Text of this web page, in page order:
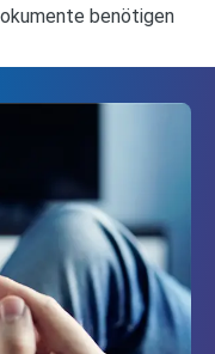
benötigen